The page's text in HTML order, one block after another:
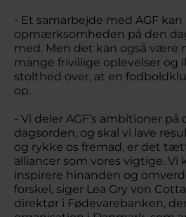
- Et samarbejde med AGF
opmærksomheden på den
med. Men det kan også være
mange frivillige oplevelser og
stolthed over, at en
op.
- Vi deler AGF’s ambitioner
dagsorden, og skal vi lave
og rykke os fremad, er det
alliancer som vores vigtige. Vi
inspirere hinanden og
forskel, siger Lea Gry von
direktør i Fødevarebanken,